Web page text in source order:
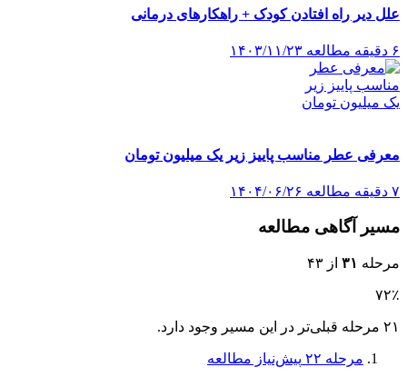
علل دیر راه افتادن کودک + راهکارهای درمانی
۶ دقیقه مطالعه ۱۴۰۳/۱۱/۲۳
معرفی عطر مناسب پاییز زیر یک میلیون تومان
۷ دقیقه مطالعه ۱۴۰۴/۰۶/۲۶
مسیر آگاهی مطالعه
مرحله ۳۱ از ۴۳
۷۲٪
۲۱ مرحله قبلی‌تر در این مسیر وجود دارد.
مرحله ۲۲ پیش‌نیاز مطالعه